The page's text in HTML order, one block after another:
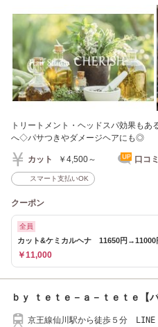
トリートメント・ヘッドスパ効果も
へ◇パサつきやダメージヘアにも◎
カット ￥4,500～ 口コミ
スマート支払いOK
クーポン
全員
カット&ケミカルヘナ 11650円→11000
￥11,000
ｂｙ ｔｅｔｅ－ａ－ｔｅｔｅ【
京王線仙川駅から徒歩５分